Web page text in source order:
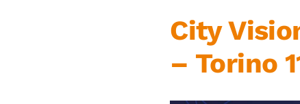
City
– Torino